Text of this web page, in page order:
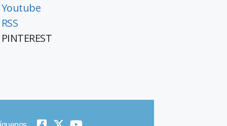
Youtube
RSS
PINTEREST